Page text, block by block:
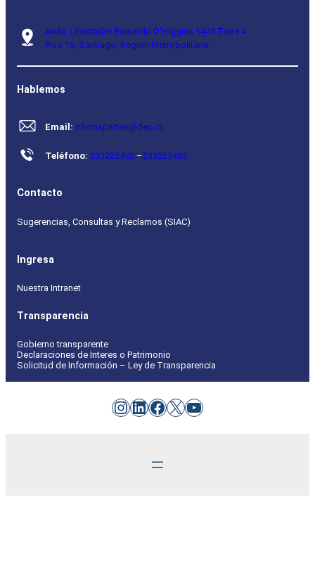
Avda. Libertador Bernardo O’Higgins 1449 Torre 4
Piso 16, Santiago, Región Metropolitana.
Hablemos
Email: oficinapartes@dep.cl
Teléfono: 233225492 –233225485
Contacto
Sugerencias, Consultas y Reclamos (SIAC)
Ingresa
Nuestra Intranet
Transparencia
Gobierno transparente
Declaraciones de Interes o Patrimonio
Solicitud de Información – Ley de Transparencia
Instagram
LinkedIn
Facebook
X YouTube